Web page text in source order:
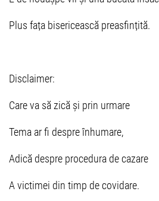
Plus fața bisericească preasfințită.
Disclaimer:
Care va să zică și prin urmare
Tema ar fi despre înhumare,
Adică despre procedura de cazare
A victimei din timp de covidare.